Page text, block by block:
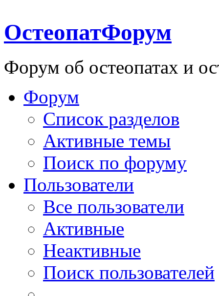
ОстеопатФорум
Форум об остеопатах и
Форум
Список разделов
Активные темы
Поиск по форуму
Пользователи
Все пользователи
Активные
Неактивные
Поиск пользователей